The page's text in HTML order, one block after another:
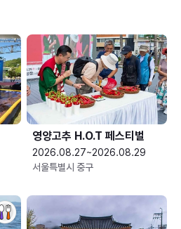
영양고추 H.O.T 페스티벌
2026.08.27~2026.08.29
서울특별시 중구